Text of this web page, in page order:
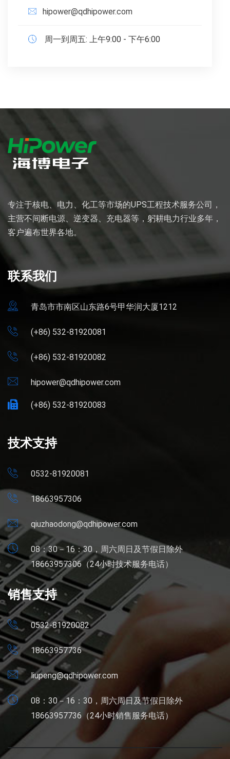
hipower@qdhipower.com
周一到周五: 上午9:00 - 下午6:00
专注于核电、电力、化工等市场的UPS工程技术服务公司，
主营不间断电源、逆变器、充电器等，躬耕电力行业多年，
客户遍布世界各地。
联系我们
青岛市市南区山东路6号甲华润大厦1212
(+86) 532-81920081
(+86) 532-81920082
hipower@qdhipower.com
(+86) 532-81920083
技术支持
0532-81920081
18663957306
qiuzhaodong@qdhipower.com
08：30－16：30，周六周日及节假日除外
18663957306（24小时技术服务电话）
销售支持
0532-81920082
18663957736
liupeng@qdhipower.com
08：30－16：30，周六周日及节假日除外
18663957736（24小时销售服务电话）